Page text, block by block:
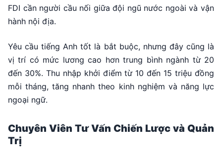
FDI cần người cầu nối giữa đội ngũ nước ngoài và vận
hành nội địa.
Yêu cầu tiếng Anh tốt là bắt buộc, nhưng đây cũng là
vị trí có mức lương cao hơn trung bình ngành từ 20
đến 30%. Thu nhập khởi điểm từ 10 đến 15 triệu đồng
mỗi tháng, tăng nhanh theo kinh nghiệm và năng lực
ngoại ngữ.
Chuyên Viên Tư Vấn Chiến Lược và Quản
Trị